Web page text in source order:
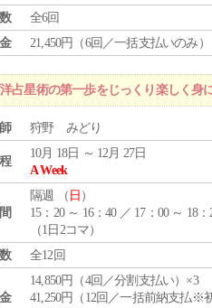
全6回
21,450円（6回／一括支払いのみ）
占星術の第一歩をじっくり楽しく身
狩野 みどり
10月 18日 ～ 12月 27日
A Week
隔週 （ 日 ）
15：20 ～ 16：40 ／ 17：00 ～ 18：
（1日2コマ）
全12回
14,850円（4回／分割支払い）×3
41,250円（12回／一括前納支払※